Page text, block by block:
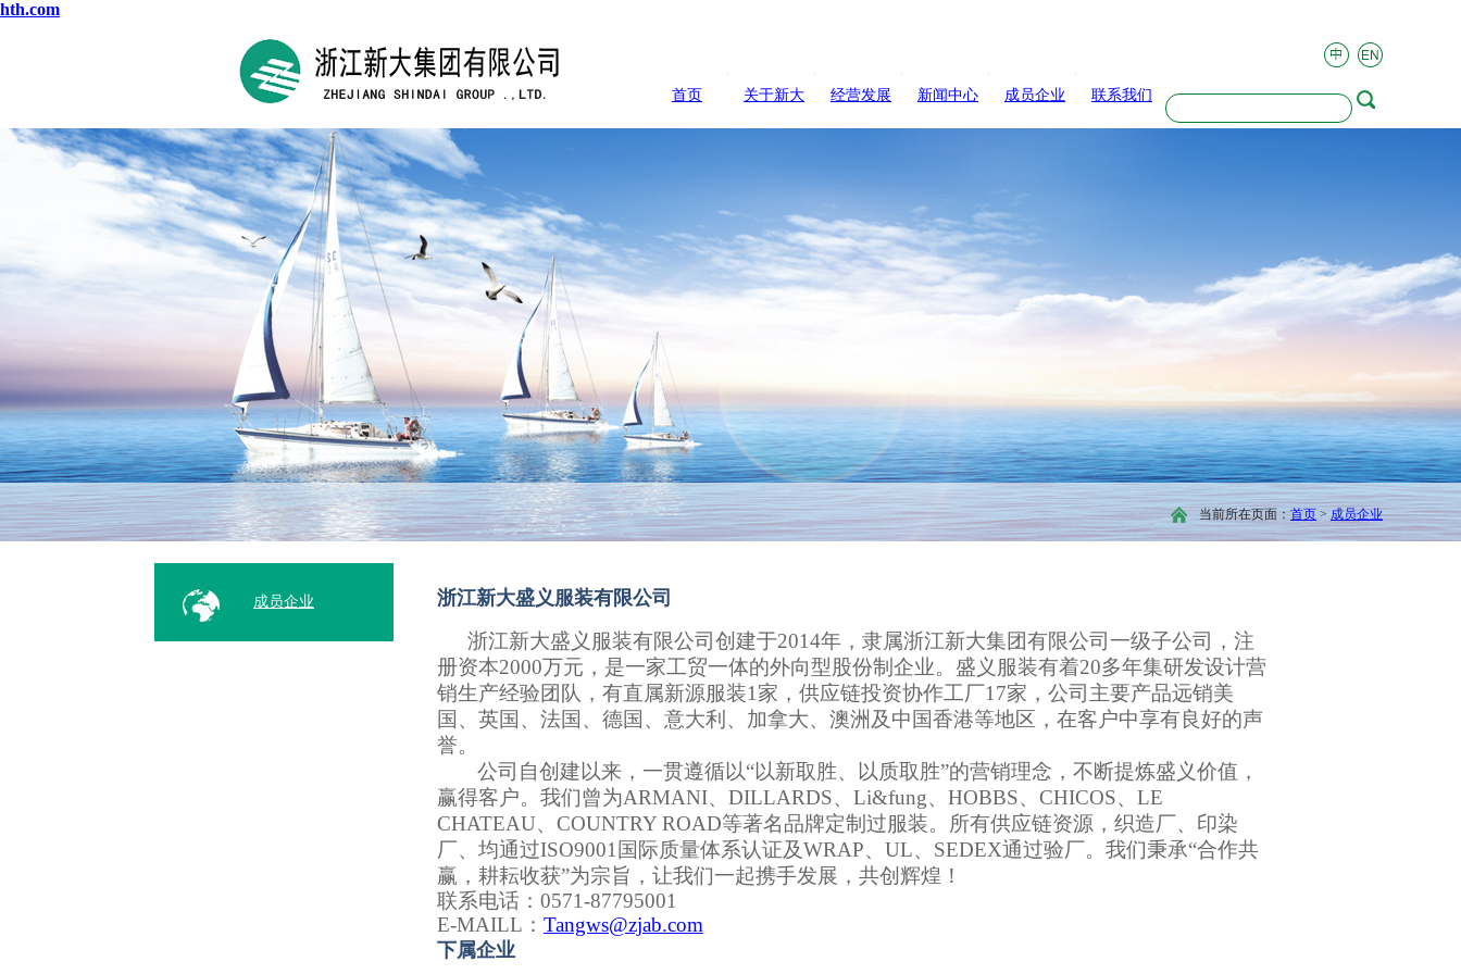
hth.com
首页 关于新大 经营发展 新闻中心 成员企业 联系我们
当前所在页面：首页 > 成员企业
成员企业 浙江新大盛义服装有限公司
浙江新大盛义服装有限公司创建于2014年，隶属浙江新大集团有限公司一级子公司，注
册资本2000万元，是一家工贸一体的外向型股份制企业。盛义服装有着20多年集研发设计营
销生产经验团队，有直属新源服装1 家，供应链投资协作工厂17家，公司 主要产品远销美
国、英国、法国、德国、意大利、加拿大、澳洲及中国香港等地区，在客户中享有良好的声
誉。
公司自创建以来，一贯遵循以“以新取胜、以质取胜”的营销理念，不断提炼盛义价值，
赢得客户。我们曾为ARMANI、 DILLARDS、 Li&fung、 HOBBS、 CHICOS、 LE
CHATEAU、 COUNTRY ROAD等著名品牌定制过服装。所有供应链资源，织造厂、印染
厂、均通过ISO9001 国际质量体系认证及WRAP、 UL、 SEDEX通过验厂。我们秉承“合作共
赢，耕耘收获”为宗旨，让我们一起携手发展，共创辉煌！
联系电话： 0571-87795001
E-MAILL ： Tangws@zjab.com
下属企业